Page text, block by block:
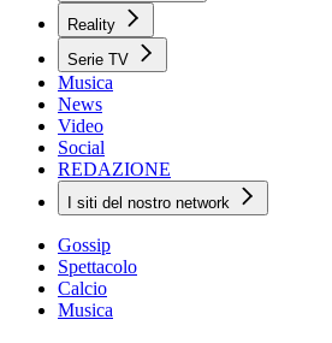
Reality
Serie TV
Musica
News
Video
Social
REDAZIONE
I siti del nostro network
Gossip
Spettacolo
Calcio
Musica